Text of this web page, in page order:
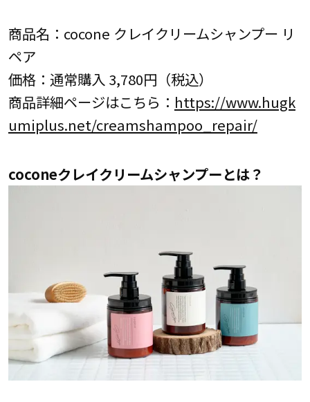
商品名：cocone クレイクリームシャンプー リ
ペア
価格：通常購入 3,780円（税込）
商品詳細ページはこちら： https://www.hugk
umiplus.net/creamshampoo_repair/
coconeクレイクリームシャンプーとは？